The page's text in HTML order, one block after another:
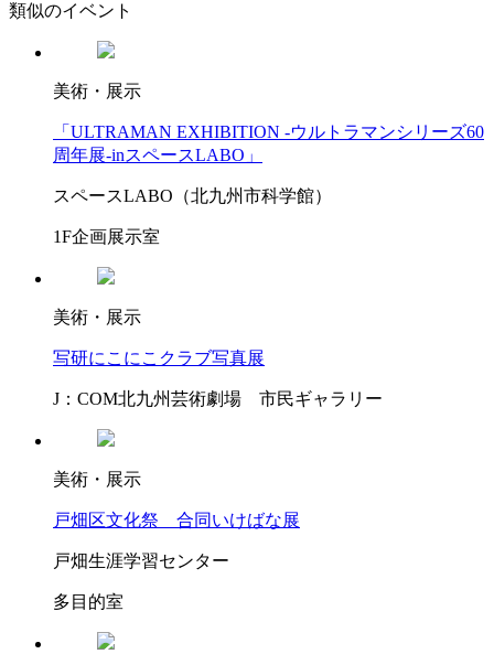
類似のイベント
美術・展示
「ULTRAMAN EXHIBITION -ウルトラマンシリーズ60
周年展-inスペースLABO」
スペースLABO（北九州市科学館）
1F企画展示室
美術・展示
写研にこにこクラブ写真展
J：COM北九州芸術劇場 市民ギャラリー
美術・展示
戸畑区文化祭 合同いけばな展
戸畑生涯学習センター
多目的室